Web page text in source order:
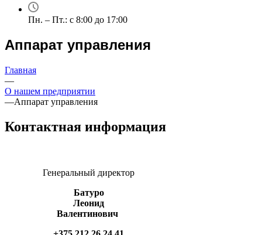
Пн. – Пт.: с 8:00 до 17:00
Аппарат управления
Главная
—
О нашем предприятии
—Аппарат управления
Контактная информация
Генеральный директор
Батуро
Леонид
Валентинович